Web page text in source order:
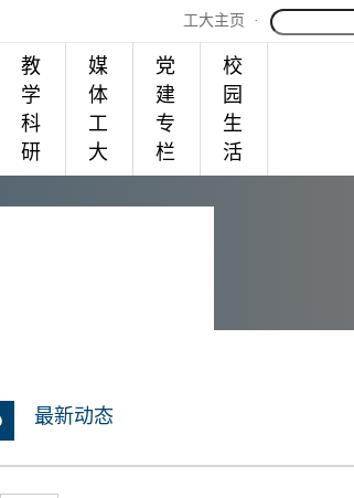
工大主页 ·
教
学
科
研
媒
体
工
大
党
建
专
栏
校
园
生
活
最新动态